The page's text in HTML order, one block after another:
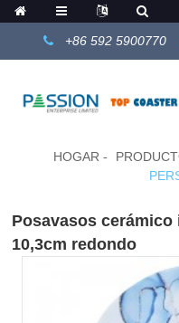
+86 592 5900770
HOGAR
Posavasos
10,3cm redondo